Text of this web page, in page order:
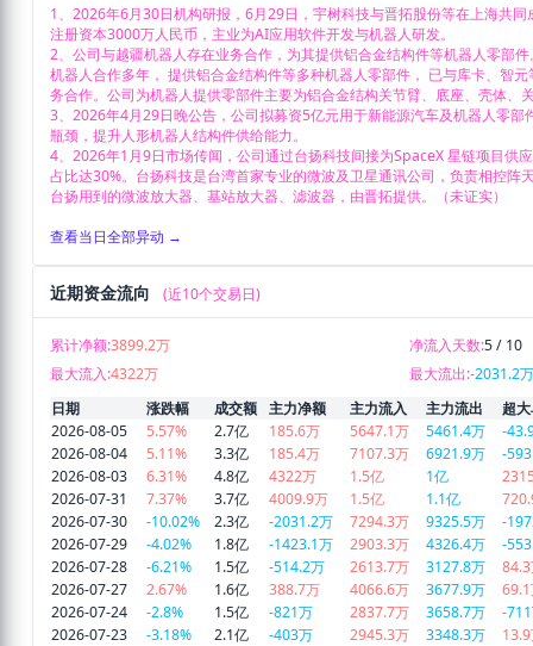
1、2026年6月30日机构研报，6月29日，宇树科技与晋拓股份等在上海共同
注册资本3000万人民币，主业为AI应用软件开发与机器人研发。
2、公司与越疆机器人存在业务合作，为其提供铝合金结构件等机器人零部
机器人合作多年， 提供铝合金结构件等多种机器人零部件， 已与库卡、智
务合作。公司为机器人提供零部件主要为铝合金结构关节臂、底座、壳体、
3、2026年4月29日晚公告，公司拟募资5亿元用于新能源汽车及机器人零部
瓶颈，提升人形机器人结构件供给能力。
4、2026年1月9日市场传闻，公司通过台扬科技间接为SpaceX 星链项目供
占比达30%。台扬科技是台湾首家专业的微波及卫星通讯公司，负责相控阵
台扬用到的微波放大器、基站放大器、滤波器，由晋拓提供。（未证实）
查看当日全部异动 →
近期资金流向 (近10个交易日)
累计净额:3899.2万 净流入天数:5 / 10
最大流入:4322万 最大流出:-2031.2万
日期
涨跌幅 成交额 主力净额 主力流入 主力流出
超
2026-08-05
5.57% 2.7亿 185.6万 5647.1万 5461.4万
-
2026-08-04
5.11% 3.3亿 185.4万 7107.3万 6921.9万
-
2026-08-03
6.31% 4.8亿 4322万 1.5亿 1亿
2026-07-31
7.37% 3.7亿 4009.9万 1.5亿 1.1亿
2026-07-30
-10.02% 2.3亿 -2031.2万 7294.3万 9325.5万
-
2026-07-29
-4.02% 1.8亿 -1423.1万 2903.3万 4326.4万
-
2026-07-28
-6.21% 1.5亿 -514.2万 2613.7万 3127.8万
2026-07-27
2.67% 1.6亿 388.7万 4066.6万 3677.9万
2026-07-24
-2.8% 1.5亿 -821万 2837.7万 3658.7万
-
2026-07-23
-3.18% 2.1亿 -403万 2945.3万 3348.3万